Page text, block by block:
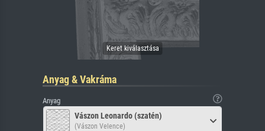
Anyag & Vakráma
Anyag
Vászon Leonardo (szatén)
(Vászon Velence)